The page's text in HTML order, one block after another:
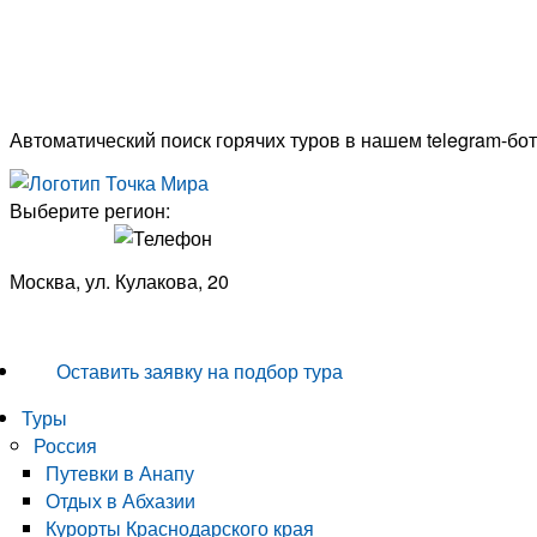
Автоматический поиск горячих туров в нашем telegram-
Выберите регион:
Москва, ул. Кулакова, 20
Оставить заявку на подбор тура
Туры
Россия
Путевки в Анапу
Отдых в Абхазии
Курорты Краснодарского края